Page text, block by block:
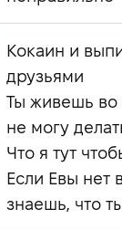
Кокаин и
друзьями
Ты живешь во
не могу
Что я тут
Если Евы нет
знаешь, что